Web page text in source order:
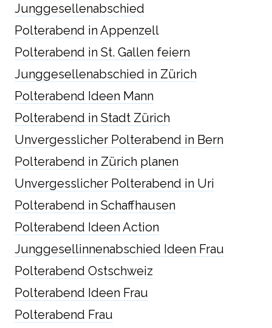
Junggesellenabschied
Polterabend in Appenzell
Polterabend in St. Gallen feiern
Junggesellenabschied in Zürich
Polterabend Ideen Mann
Polterabend in Stadt Zürich
Unvergesslicher Polterabend in Bern
Polterabend in Zürich planen
Unvergesslicher Polterabend in Uri
Polterabend in Schaffhausen
Polterabend Ideen Action
Junggesellinnenabschied Ideen Frau
Polterabend Ostschweiz
Polterabend Ideen Frau
Polterabend Frau